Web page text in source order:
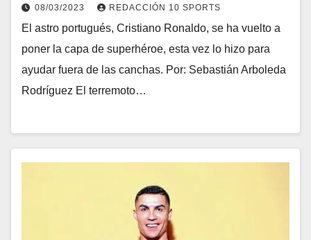
08/03/2023 REDACCIÓN 10 SPORTS
El astro portugués, Cristiano Ronaldo, se ha vuelto a
poner la capa de superhéroe, esta vez lo hizo para
ayudar fuera de las canchas. Por: Sebastián Arboleda
Rodríguez El terremoto…